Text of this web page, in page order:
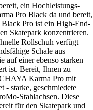
ein Hochleistungs-
Pro Black da und bereit,
Pro ist ein High-End-
Skatepark konzentrieren.
Rollschuh verfügt
Schale aus
auf einer ebenso starken
ist. Bereit, Ihnen zu
Karma Pro mit
- starke, geschmiedete
Stahlachsen. Diese
für den Skatepark und